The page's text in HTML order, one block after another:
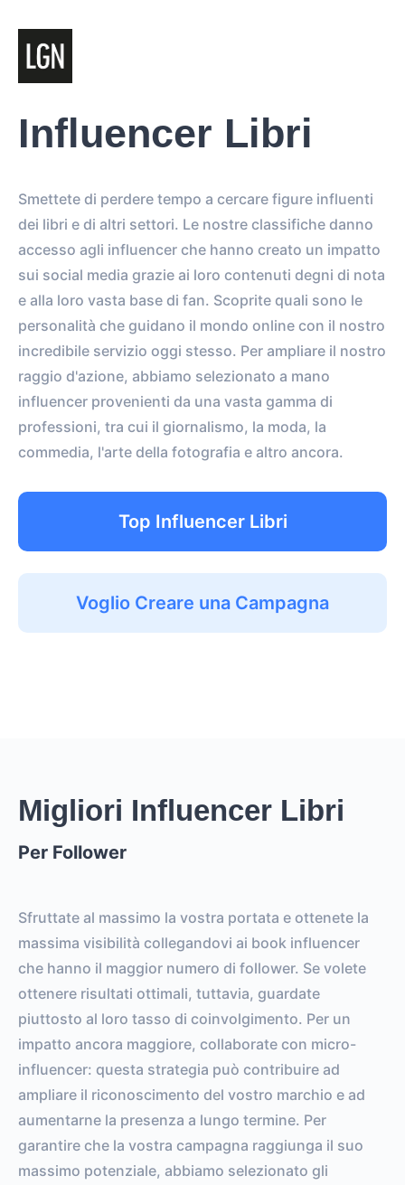
Influencer Libri
Smettete di perdere tempo a cercare figure influenti
dei libri e di altri settori. Le nostre classifiche danno
accesso agli influencer che hanno creato un impatto
sui social media grazie ai loro contenuti degni di nota
e alla loro vasta base di fan. Scoprite quali sono le
personalità che guidano il mondo online con il nostro
incredibile servizio oggi stesso. Per ampliare il nostro
raggio d'azione, abbiamo selezionato a mano
influencer provenienti da una vasta gamma di
professioni, tra cui il giornalismo, la moda, la
commedia, l'arte della fotografia e altro ancora.
Top Influencer Libri
Voglio Creare una Campagna
Migliori Influencer Libri
Per Follower
Sfruttate al massimo la vostra portata e ottenete la
massima visibilità collegandovi ai book influencer
che hanno il maggior numero di follower. Se volete
ottenere risultati ottimali, tuttavia, guardate
piuttosto al loro tasso di coinvolgimento. Per un
impatto ancora maggiore, collaborate con micro-
influencer: questa strategia può contribuire ad
ampliare il riconoscimento del vostro marchio e ad
aumentarne la presenza a lungo termine. Per
garantire che la vostra campagna raggiunga il suo
massimo potenziale, abbiamo selezionato gli